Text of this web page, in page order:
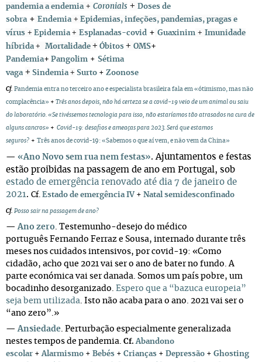
pandemia a endemia+ Coronials + Doses de
sobra + Endemia + Epidemias, infeções, pandemias, pragas e
vírus + Epidemia + Esplanadas-covid + Guaxinim + Imunidade
híbrida + Mortalidade + Óbitos + OMS+
Pandemia+ Pangolim + Sétima
vaga + Sindemia + Surto + Zoonose
Cf. Pandemia entra no terceiro ano e especialista brasileira fala em «ótimismo, mas não
complacência» + Três anos depois, não há certeza se a covid-19 veio de um animal ou saiu
do laboratório. «Se tivéssemos tecnologia para isso, não estaríamos tão atrasados na cura de
alguns cancros» + Covid-19: desafios e ameaças para 2023. Será que estamos
seguros? + Três anos de covid-19: «Sabemos o que aí vem, e não vem da China»
— «Ano Novo sem rua nem festas». Ajuntamentos e festas
estão proibidas na passagem de ano em Portugal, sob
estado de emergência renovado até dia 7 de janeiro de
2021. Cf. Estado de emergência IV + Natal semidesconfinado
Cf. Posso sair na passagem de ano?
— Ano zero. Testemunho-desejo do médico
português Fernando Ferraz e Sousa, internado durante três
meses nos cuidados intensivos, por covid-19: «Como
cidadão, acho que 2021 vai ser o ano de bater no fundo. A
parte económica vai ser danada. Somos um país pobre, um
bocadinho desorganizado. Espero que a “bazuca europeia”
seja bem utilizada. Isto não acaba para o ano. 2021 vai ser o
“ano zero”.»
—Ansiedade. Perturbação especialmente generalizada
nestes tempos de pandemia. Cf. Abandono
escolar +Alarmismo + Bebés + Crianças + Depressão + Ghosting